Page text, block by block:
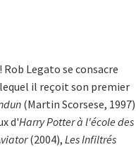
Legato se consacre
il reçoit son premier
(Martin Scorsese, 1997)
d'Harry Potter à l'école des
(2004), Les Infiltrés